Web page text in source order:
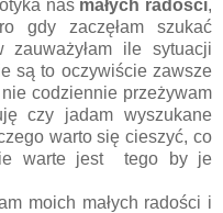
nas małych radości,
gdy zaczęłam szukać
zauważyłam ile sytuacji
są to oczywiście zawsze
codziennie przeżywam
czy jadam wyszukane
warto się cieszyć, co
warte jest tego by je
moich małych radości i